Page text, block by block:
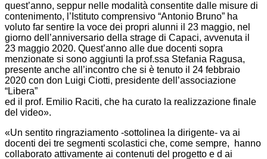
quest’anno, seppur nelle modalità consentite dalle misure di
contenimento, l’Istituto comprensivo “Antonio Bruno” ha
voluto far sentire la voce dei propri alunni il 23 maggio, nel
giorno dell’anniversario della strage di Capaci, avvenuta il
23 maggio 2020. Quest’anno alle due docenti sopra
menzionate si sono aggiunti la prof.ssa Stefania Ragusa,
presente anche all’incontro che si è tenuto il 24 febbraio
2020 con don Luigi Ciotti, presidente dell’associazione
“Libera”
ed il prof. Emilio Raciti, che ha curato la realizzazione finale
del video».
«Un sentito ringraziamento -sottolinea la dirigente- va ai
docenti dei tre segmenti scolastici che, come sempre, hanno
collaborato attivamente ai contenuti del progetto e d ai